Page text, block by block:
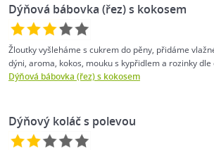
Dýňová bábovka (řez) s kokosem
Žloutky vyšleháme s cukrem do pěny, přidáme
dýni, aroma, kokos, mouku s kypřidlem a rozinky dle
Dýňová bábovka (řez) s kokosem
Dýňový koláč s polevou